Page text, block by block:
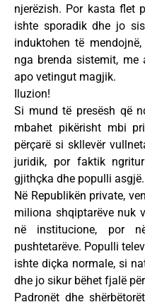
njerëzish. Por kasta flet
ishte sporadik dhe jo
induktohen të
nga brenda sistemit, me
apo vetingut magjik.
Iluzion!
Si mund të presësh që
mbahet pikërisht mbi
përçarë si skllevër
juridik, por faktik
gjithçka dhe populli asgjë.
Në Republikën private,
miliona shqiptarëve nuk
në institucione, por
pushtetarëve. Populli
ishte diçka normale, si
dhe jo sikur bëhet fjalë
Padronët dhe